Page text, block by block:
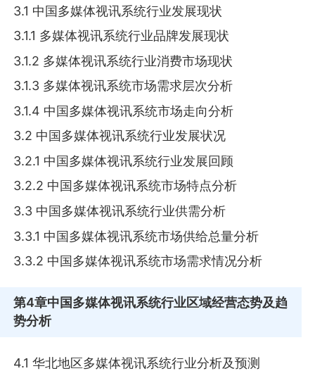
3.1 中国多媒体视讯系统行业发展现状
3.1.1 多媒体视讯系统行业品牌发展现状
3.1.2 多媒体视讯系统行业消费市场现状
3.1.3 多媒体视讯系统市场需求层次分析
3.1.4 中国多媒体视讯系统市场走向分析
3.2 中国多媒体视讯系统行业发展状况
3.2.1 中国多媒体视讯系统行业发展回顾
3.2.2 中国多媒体视讯系统市场特点分析
3.3 中国多媒体视讯系统行业供需分析
3.3.1 中国多媒体视讯系统市场供给总量分析
3.3.2 中国多媒体视讯系统市场需求情况分析
第4章中国多媒体视讯系统行业区域经营态势及趋
势分析
4.1 华北地区多媒体视讯系统行业分析及预测